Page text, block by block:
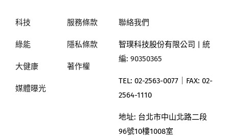
科技
綠能
大健康
媒體曝光
服務條款
隱私條款
著作權
聯絡我們
智璞科技股份有限公司 | 統
編: 90350365
TEL: 02-2563-0077｜ FAX: 02-
2564-1110
地址: 台北市中山北路二段
96號10樓1008室